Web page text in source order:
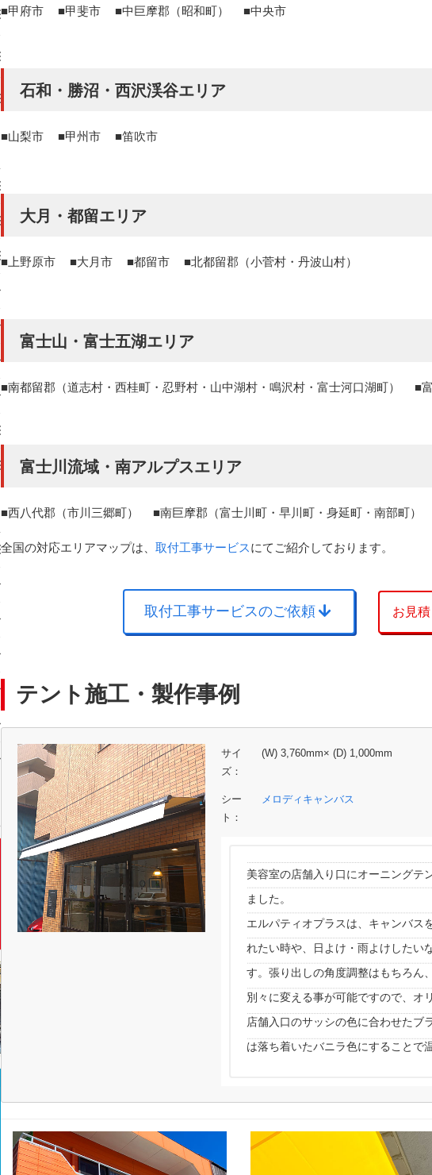
甲府市 甲斐市 中巨摩郡（昭和町） 中央市
石和・勝沼・西沢渓谷エリア
山梨市 甲州市 笛吹市
大月・都留エリア
上野原市 大月市 都留市 北都留郡（小菅村・丹波山村）
富士山・富士五湖エリア
南都留郡（道志村・西桂町・忍野村・山中湖村・鳴沢村・富士河口湖町）
富士川流域・南アルプスエリア
西八代郡（市川三郷町） 南巨摩郡（富士川町・早川町・身延町・南部町）
全国の対応エリアマップは、 取付工事サービスにてご紹介しております。
取付工事サービスのご依頼 お見
テント施工・製作事例
サイ
ズ：
(W) 3,760mm× (D) 1,000mm
シー
ト：
メロディキャンバス
美容室の店舗入り口にオーニングテ
ました。
エルパティオプラスは、キャンバス
れたい時や、日よけ・雨よけしたい
す。張り出しの角度調整はもちろん
別々に変える事が可能ですので、オ
店舗入口のサッシの色に合わせたブ
は落ち着いたバニラ色にすることで